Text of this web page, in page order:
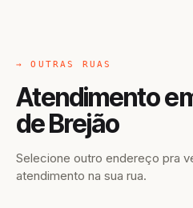
→ OUTRAS RUAS
Atendimento
de Brejão
Selecione outro endereço pra
atendimento na sua rua.